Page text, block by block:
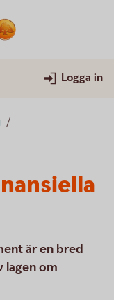
Logga in
är en bred
lagen om